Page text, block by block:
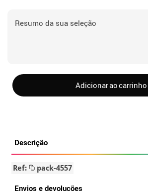
Resumo da sua seleção
Adicionar ao carrinho
Descrição
Ref: pack-4557
Envios e devoluções